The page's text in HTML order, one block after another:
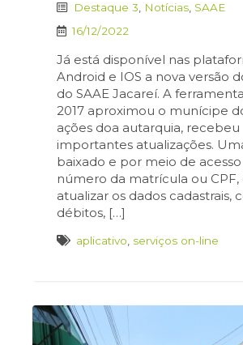
Destaque 3 Notícias SAAE
16/12/2022
Já está disponível nas
Android e IOS a nova versão
do SAAE Jacareí. A
2017 aproximou o munícipe
ações doa autarquia, recebeu
importantes atualizações.
baixado e por meio de
número da matrícula ou CPF,
atualizar os dados cadastrais,
débitos, […]
aplicativo serviços on-line